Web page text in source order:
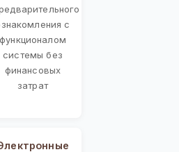
с
функционалом
системы без
финансовых
затрат